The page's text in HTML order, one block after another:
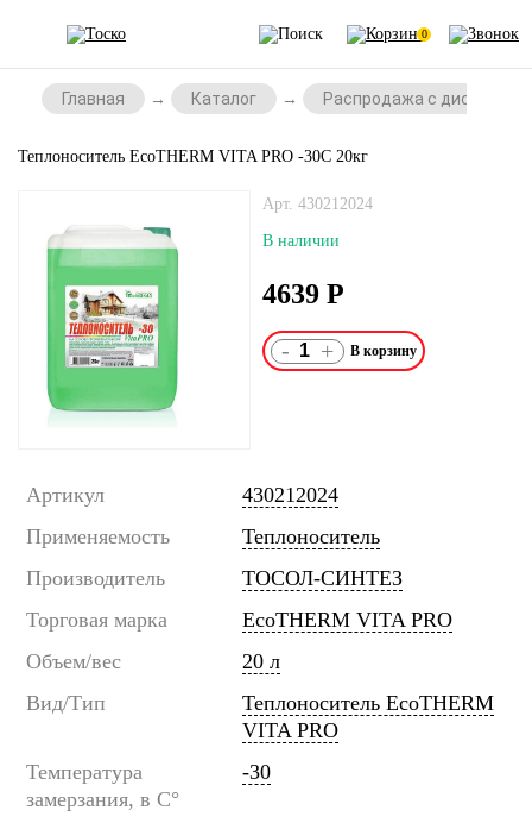
0
Главная Каталог Распродажа с дисконтом
Теплоноситель EcoTHERM VITA PRO -30С 20кг
Арт. 430212024
В наличии
4639 Р
- +
Артикул
430212024
Применяемость
Теплоноситель
Производитель
ТОСОЛ-СИНТЕЗ
Торговая марка
EcoTHERM VITA PRO
Объем/вес
20 л
Вид/Тип
Теплоноситель EcoTHERM
VITA PRO
Температура
замерзания, в C°
-30